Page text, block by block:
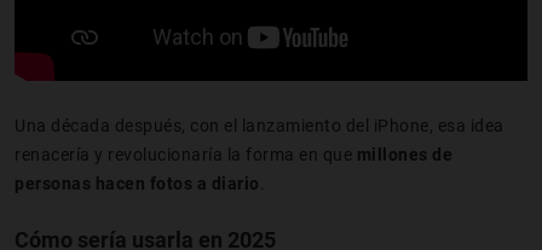
Una década después, con el lanzamiento del iPhone, esa idea
renacería y revolucionaría la forma en que millones de
personas hacen fotos a diario
Cómo sería usarla en 2025